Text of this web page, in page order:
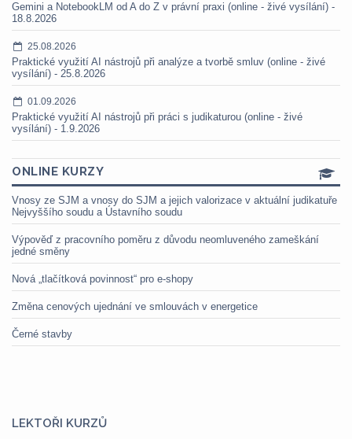
Gemini a NotebookLM od A do Z v právní praxi (online - živé vysílání) -
18.8.2026
25.08.2026
Praktické využití AI nástrojů při analýze a tvorbě smluv (online - živé
vysílání) - 25.8.2026
01.09.2026
Praktické využití AI nástrojů při práci s judikaturou (online - živé
vysílání) - 1.9.2026
ONLINE KURZY
Vnosy ze SJM a vnosy do SJM a jejich valorizace v aktuální judikatuře
Nejvyššího soudu a Ústavního soudu
Výpověď z pracovního poměru z důvodu neomluveného zameškání
jedné směny
Nová „tlačítková povinnost“ pro e-shopy
Změna cenových ujednání ve smlouvách v energetice
Černé stavby
LEKTOŘI KURZŮ